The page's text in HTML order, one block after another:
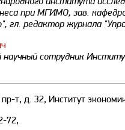
при МГИМО, зав.
гл. редактор журнала
научный сотрудник
т, д. 32, Институт
72,